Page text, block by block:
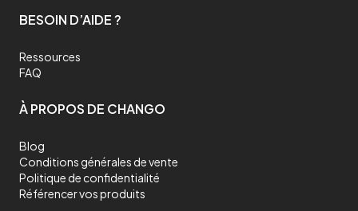
BESOIN D’AIDE ?
Ressources
FAQ
À PROPOS DE CHANGO
Blog
Conditions générales de vente
Politique de confidentialité
Référencer vos produits